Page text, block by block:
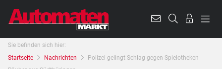
Sie befinden sich hier:
Startseite
Nachrichten
Polizei gelingt Schlag gegen Spielotheken-